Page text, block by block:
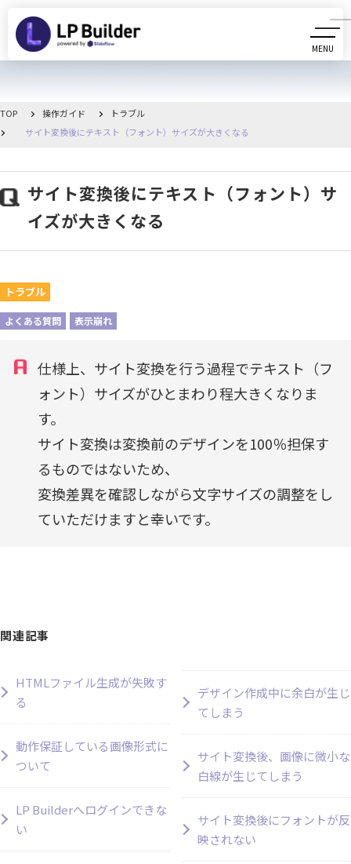
MENU
CLOSE
動画マニュアル
リリース情報
TOP 操作ガイド
トラブル
サイト変換後にテキスト（フォント）サイズが大きくなる
サイト変換後にテキスト（フォント）サ
イズが大きくなる
トラブル
よくある質問 表示崩れ
仕様上、サイト変換を行う過程でテキスト（フ
ォント）サイズがひとまわり程大きくなりま
す。
サイト変換は変換前のデザインを100％担保す
るものではないため、
変換差異を確認しながら文字サイズの調整をし
ていただけますと幸いです。
関連記事
HTMLファイル生成が失敗す
る
動作保証している画像形式に
ついて
LP Builderへログインできな
い
デザイン作成中に余白が生じ
てしまう
サイト変換後、画像に微小な
白線が生じてしまう
サイト変換後にフォントが反
映されない